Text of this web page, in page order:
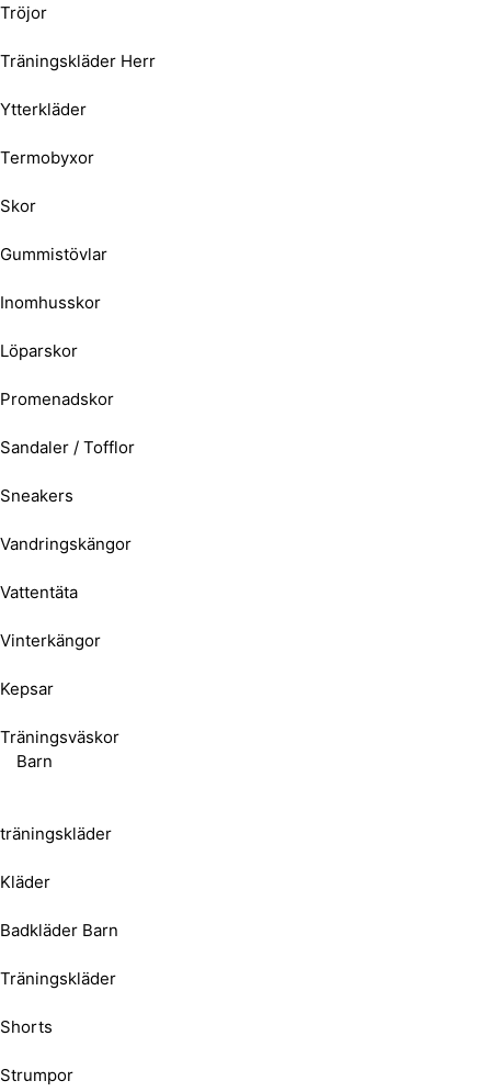
Tröjor
Träningskläder Herr
Ytterkläder
Termobyxor
Skor
Gummistövlar
Inomhusskor
Löparskor
Promenadskor
Sandaler / Tofflor
Sneakers
Vandringskängor
Vattentäta
Vinterkängor
Kepsar
Träningsväskor
Barn
träningskläder
Kläder
Badkläder Barn
Träningskläder
Shorts
Strumpor